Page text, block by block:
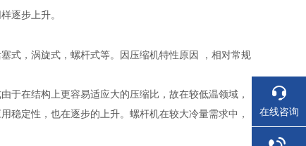
逐步上升。
，涡旋式，螺杆式等。因压缩机特性原因
，相对常规
在结构上更容易适应大的压缩比，故在较低温领域，
稳定性，也在逐步的上升。螺杆机在较大冷量需求中，
在线咨询